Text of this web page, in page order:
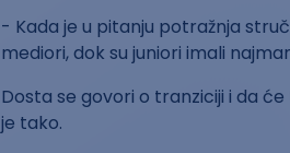
- Kada je u pitanju potražnja
mediori, dok su juniori imali
Dosta se govori o tranziciji i da
je tako.